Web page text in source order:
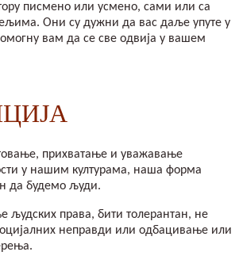
писмено или усмено, сами или са
Они су дужни да вас даље упуте у
вам да се све одвија у вашем
прихватање и уважавање
у нашим културама, наша форма
да будемо људи.
људских права, бити толерантан, не
неправди или одбацивање или